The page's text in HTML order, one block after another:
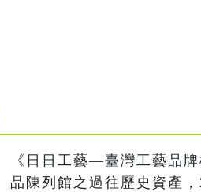
《日日工藝—臺灣工藝品
品陳列館之過往歷史資產